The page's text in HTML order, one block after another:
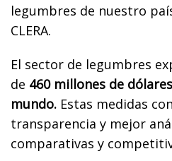
legumbres de nuestro
CLERA.
El sector de legumbres
de 460 millones de
mundo. Estas medidas
transparencia y mejor
comparativas y